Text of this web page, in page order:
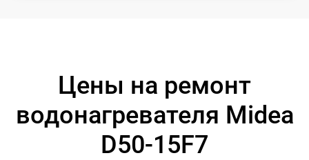
Цены на ремонт
водонагревателя Midea
D50-15F7